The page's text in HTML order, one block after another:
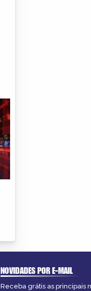
NOVIDADES POR E-MAIL
Receba grátis as principais